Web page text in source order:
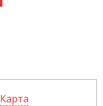
Карта